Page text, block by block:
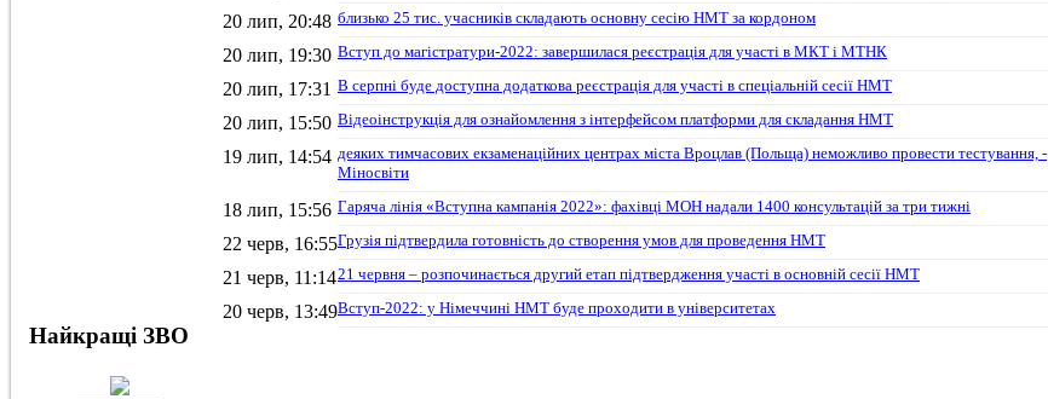
20 лип, 20:48 близько 25 тис. учасників складають основну сесію НМТ за кордоном
20 лип, 19:30 Вступ до магістратури-2022: завершилася реєстрація для участі в МКТ і МТНК
20 лип, 17:31 В серпні буде доступна додаткова реєстрація для участі в спеціальній сесії НМТ
20 лип, 15:50 Відеоінструкція для ознайомлення з інтерфейсом платформи для складання НМТ
19 лип, 14:54 деяких тимчасових екзаменаційних центрах міста Вроцлав (Польща) неможливо провести тестування, -
Міносвіти
18 лип, 15:56 Гаряча лінія «Вступна кампанія 2022»: фахівці МОН надали 1400 консультацій за три тижні
22 черв, 16:55Грузія підтвердила готовність до створення умов для проведення НМТ
21 черв, 11:1421 червня – розпочинається другий етап підтвердження участі в основній сесії НМТ
20 черв, 13:49Вступ-2022: у Німеччині НМТ буде проходити в університетах
Найкращі ЗВО